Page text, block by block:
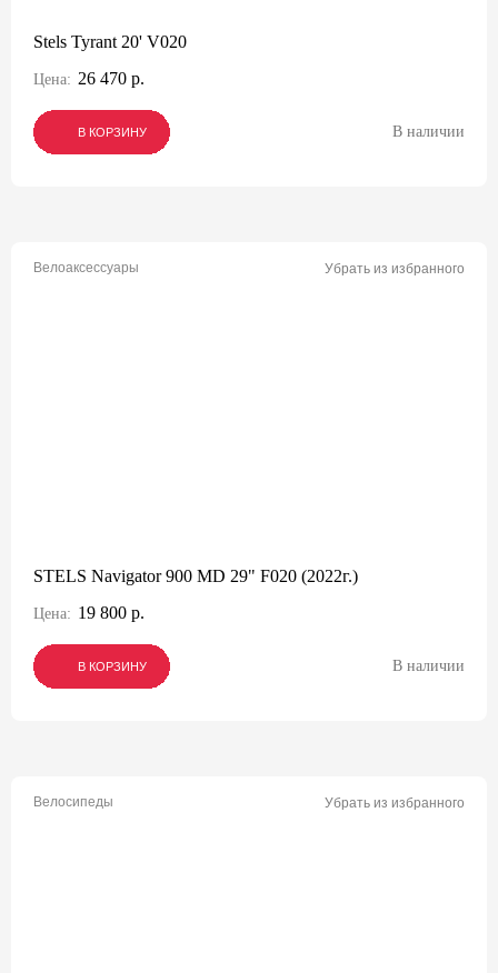
Stels Tyrant 20' V020
Цена: 26 470 р.
В КОРЗИНУ
В КОРЗИНУ
В КОРЗИНУ В наличии
Велоаксессуары Убрать из избранного
STELS Navigator 900 MD 29" F020 (2022г.)
Цена: 19 800 р.
В КОРЗИНУ
В КОРЗИНУ
В КОРЗИНУ В наличии
Велосипеды Убрать из избранного